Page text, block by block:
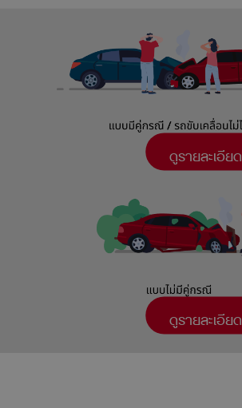
ดูรายละเอียด
ดูรายละเอียด